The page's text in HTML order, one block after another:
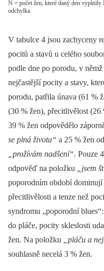
N = počet žen, které daný den
odchylka
V tabulce 4 jsou zachyceny
pocitů a stavů u celého
podle dne po porodu, v
nejčastější pocity a stavy,
porodu, patřila únava (61 %
(30 % žen), přecitlivělost (26
39 % žen odpovědělo
se plná života“ a 25 % žen
„prožívám nadšení“. Pouze
odpověď na položku
„jsem
poporodním období dominují
přecitlivělosti a tenze než
syndromu „poporodní
do pláče, pocity skleslosti
žen. Na položku
„pláču a
souhlasně necelá 3 % žen.